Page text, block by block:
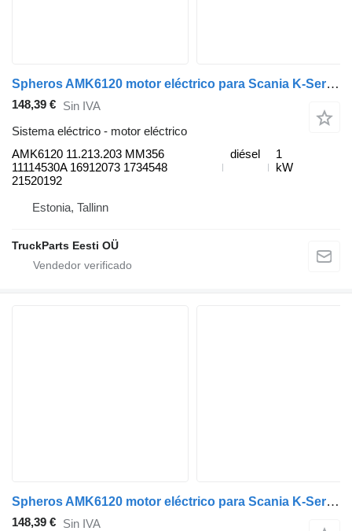
Spheros AMK6120 motor eléctrico para Scania K-Series (2016-) autobús
148,39 € Sin IVA
Sistema eléctrico - motor eléctrico
AMK6120 11.213.203 MM356
11114530A 16912073 1734548
21520192
diésel
1
kW
Estonia, Tallinn
TruckParts Eesti OÜ
Spheros AMK6120 motor eléctrico para Scania K-Series (2016-) autobús
148,39 € Sin IVA